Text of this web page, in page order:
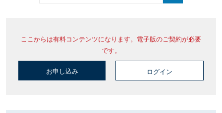
ここからは有料コンテンツになります。電子版のご契約が必要
です。
お申し込み ログイン